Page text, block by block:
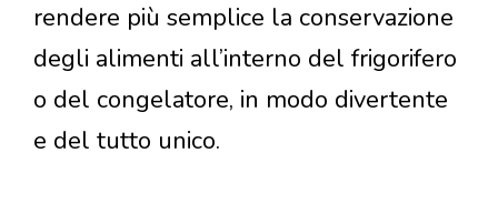
rendere più semplice la conservazione
degli alimenti all’interno del frigorifero
o del congelatore, in modo divertente
e del tutto unico.